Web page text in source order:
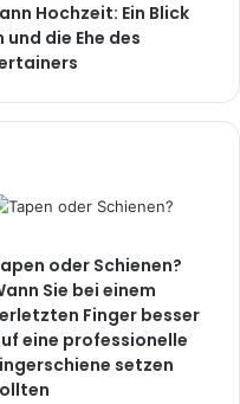
Hochzeit: Ein Blick
die Ehe des
oder Schienen?
Sie bei einem
Finger besser
eine professionelle
setzen